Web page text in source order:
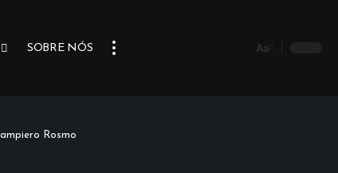
SOBRE NÓS Aa
Rosmo